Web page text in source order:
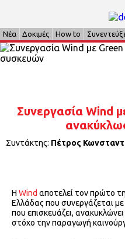
Νέα Δοκιμές How to
Συνεργασία Wind
Συντάκτης: Πέτρος
Η Wind αποτελεί τον πρώτο
Ελλάδας που συνεργάζεται
που επισκευάζει,
στόχο την παραγωγή